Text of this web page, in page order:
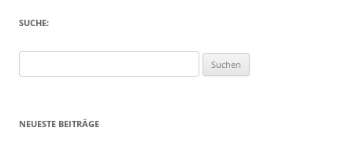
SUCHE:
nach:
NEUESTE BEITRÄGE